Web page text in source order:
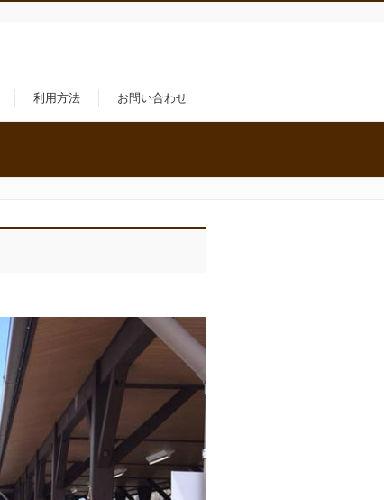
利用方法 お問い合わせ